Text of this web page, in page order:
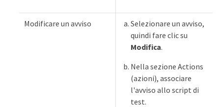
Modificare un avviso
Selezionare un avviso,
quindi fare clic su
Modifica.
Nella sezione Actions
(azioni), associare
l'avviso allo script di
test.